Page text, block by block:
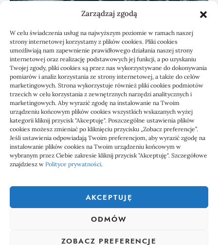
Zarządzaj zgodą
W celu świadczenia usług na najwyższym poziomie w ramach naszej
strony internetowej korzystamy z plików cookies. Pliki cookies
umożliwiają nam zapewnienie prawidłowego działania naszej strony
internetowej oraz realizację podstawowych jej funkcji, a po uzyskaniu
Twojej zgody, pliki cookies są przez nas wykorzystywane do dokonywania
pomiarów i analiz korzystania ze strony internetowej, a także do celów
marketingowych. Strona wykorzystuje również pliki cookies podmiotów
trzecich w celu korzystania z zewnętrznych narzędzi analitycznych i
marketingowych. Aby wyrazić zgodę na instalowanie na Twoim
urządzeniu końcowym plików cookies wszystkich wskazanych wyżej
kategorii kliknij przycisk "Akceptuję". Poszczególne ustawienia plików
cookies możesz zmieniać po kliknięciu przycisku „Zobacz preferencje”.
Jeśli ustawienia odpowiadają Twoim preferencjom, aby wyrazić zgodę na
instalowanie plików cookies na Twoim urządzeniu końcowym w
wybranym przez Ciebie zakresie kliknij przycisk "Akceptuję". Szczegółowe
znajdziesz w Polityce prywatności.
AKCEPTUJĘ
ODMÓW
ZOBACZ PREFERENCJE
KSeF: przygotowanie sp. z o.o. z biurem
rachunkowym
1000 WIADOMOŚCI
1000 Wiadomości to miejsce, gdzie każdy powinien znaleźć coś
ciekawego, coś co go zainteresuje. Dlatego właśnie powstał ten
serwis społecznościowy, aby każdy mógł nie tylko czytać ciekawe
Dołącz do nas już teraz, zarejestruj się i dodawał własne treści na